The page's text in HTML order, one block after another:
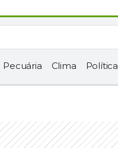
Pecuária Clima Política